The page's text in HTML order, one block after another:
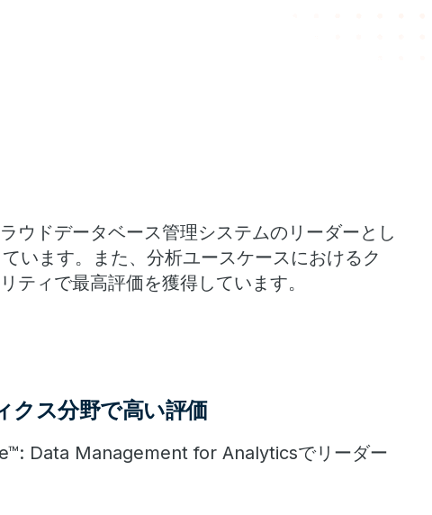
ウドデータベース管理システムのリーダーとし
います。また、分析ユースケースにおけるク
ティで最高評価を獲得しています。
クス分野で高い評価
Data Management for Analyticsでリーダー